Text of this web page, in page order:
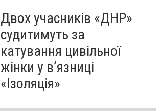
Двох учасників «ДНР»
судитимуть за
катування цивільної
жінки у в’язниці
«Ізоляція»